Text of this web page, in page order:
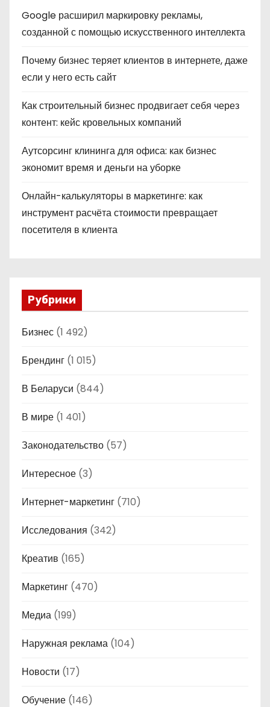
Google расширил маркировку рекламы,
созданной с помощью искусственного интеллекта
Почему бизнес теряет клиентов в интернете, даже
если у него есть сайт
Как строительный бизнес продвигает себя через
контент: кейс кровельных компаний
Аутсорсинг клининга для офиса: как бизнес
экономит время и деньги на уборке
Онлайн-калькуляторы в маркетинге: как
инструмент расчёта стоимости превращает
посетителя в клиента
Рубрики
Бизнес (1 492)
Брендинг (1 015)
В Беларуси (844)
В мире (1 401)
Законодательство (57)
Интересное (3)
Интернет-маркетинг (710)
Исследования (342)
Креатив (165)
Маркетинг (470)
Медиа (199)
Наружная реклама (104)
Новости (17)
Обучение (146)